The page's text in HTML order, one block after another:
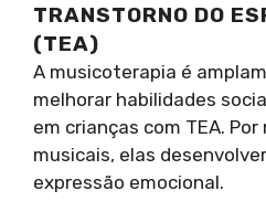
TRANSTORNO DO
(TEA)
A musicoterapia é
melhorar habilidades
em crianças com TEA.
musicais, elas
expressão emocional.